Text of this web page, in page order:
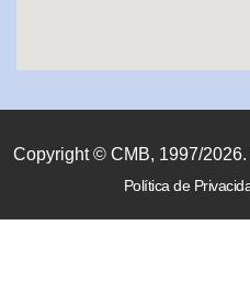
Copyright © CMB, 1997/
Política de